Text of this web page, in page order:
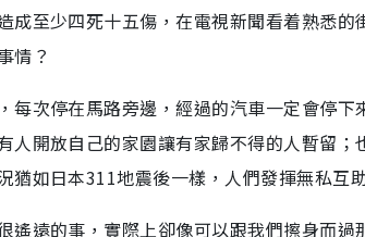
至少四死十五傷，在電視新聞看着熟悉的
情？
次停在馬路旁邊，經過的汽車一定會停下
開放自己的家園讓有家歸不得的人暫留；
如日本311地震後一樣，人們發揮無私互
遠的事，實際上卻像可以跟我們擦身而過